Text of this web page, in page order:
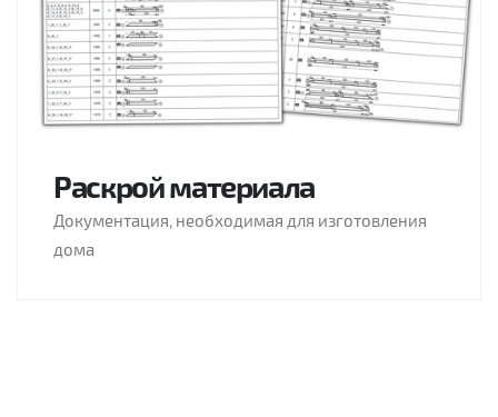
Раскрой материала
Документация, необходимая для изготовления
дома